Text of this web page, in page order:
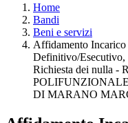
Home
Bandi
Beni e servizi
Affidamento
Definitivo/
Richiesta dei nulla
DI MARANO